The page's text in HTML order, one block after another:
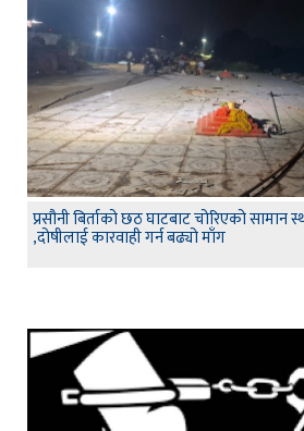
प्रसौनी बिर्ताको छठ घाटबाट चोरिएको सामान
,दोषीलाई कारवाही गर्न बढ्यो माँग